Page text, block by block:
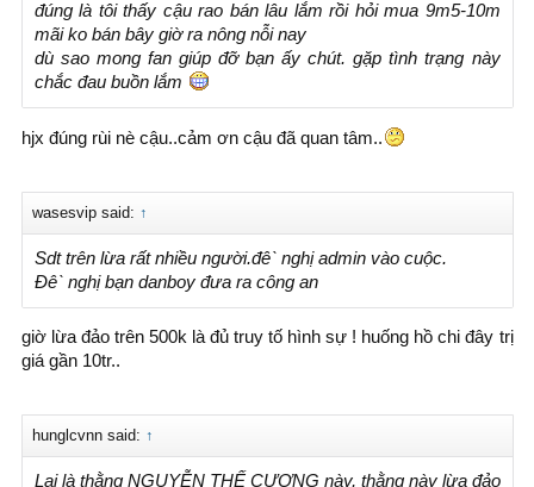
đúng là tôi thấy cậu rao bán lâu lắm rồi hỏi mua 9m5-10m
mãi ko bán bây giờ ra nông nỗi nay
dù sao mong fan giúp đỡ bạn ấy chút. gặp tình trạng này
chắc đau buồn lắm
hjx đúng rùi nè cậu..cảm ơn cậu đã quan tâm..
wasesvip said: ↑
Sdt trên lừa rất nhiều người.đêˋ nghị admin vào cuộc.
Đêˋ nghị bạn danboy đưa ra công an
giờ lừa đảo trên 500k là đủ truy tố hình sự ! huống hồ chi đây trị
giá gần 10tr..
hunglcvnn said: ↑
Lại là thằng NGUYỄN THẾ CƯƠNG này, thằng này lừa đảo